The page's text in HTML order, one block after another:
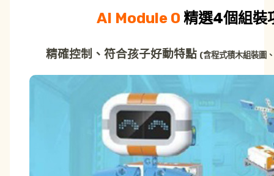
AI Module 0 精選4個組裝
精確控制、符合孩子好動特點 (含程式積木組裝圖